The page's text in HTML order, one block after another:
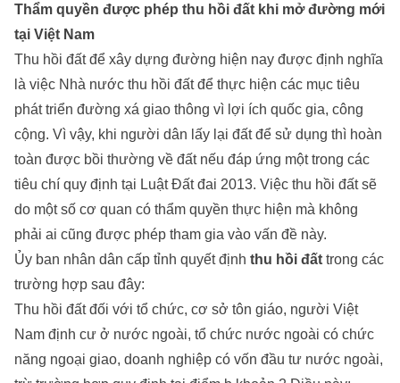
Thẩm quyền được phép thu hồi đất khi mở đường mới
tại Việt Nam
Thu hồi đất để xây dựng đường hiện nay được định nghĩa
là việc Nhà nước thu hồi đất để thực hiện các mục tiêu
phát triển đường xá giao thông vì lợi ích quốc gia, công
cộng. Vì vậy, khi người dân lấy lại đất để sử dụng thì hoàn
toàn được bồi thường về đất nếu đáp ứng một trong các
tiêu chí quy định tại Luật Đất đai 2013. Việc thu hồi đất sẽ
do một số cơ quan có thẩm quyền thực hiện mà không
phải ai cũng được phép tham gia vào vấn đề này.
Ủy ban nhân dân cấp tỉnh quyết định thu hồi đất trong các
trường hợp sau đây:
Thu hồi đất đối với tổ chức, cơ sở tôn giáo, người Việt
Nam định cư ở nước ngoài, tổ chức nước ngoài có chức
năng ngoại giao, doanh nghiệp có vốn đầu tư nước ngoài,